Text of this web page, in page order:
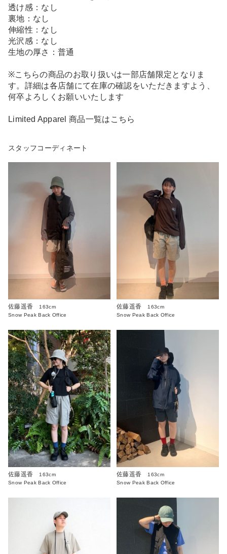
透け感：なし
裏地：なし
伸縮性：なし
光沢感：なし
生地の厚さ：普通
※こちらの商品のお取り扱いは一部店舗限定となりま
す。詳細は各店舗にて在庫の確認をいただきますよう、
何卒よろしくお願いいたします
Limited Apparel 商品一覧はこちら
スタッフコーディネート
佐藤遥香
163cm
Snow Peak Back Office
佐藤遥香
163cm
Snow Peak Back Office
佐藤遥香
163cm
Snow Peak Back Office
佐藤遥香
163cm
Snow Peak Back Office